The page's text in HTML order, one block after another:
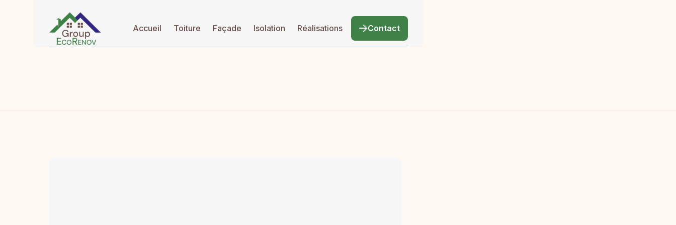
Accueil Toiture Façade Isolation Réalisations Contact